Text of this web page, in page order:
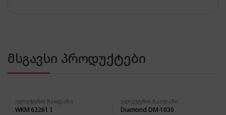
მსგავსი პროდუქტები
ელექტრო ჩაიდანი
WKM 62261 I
ელექტრო ჩაიდანი
Diamond DM-1030